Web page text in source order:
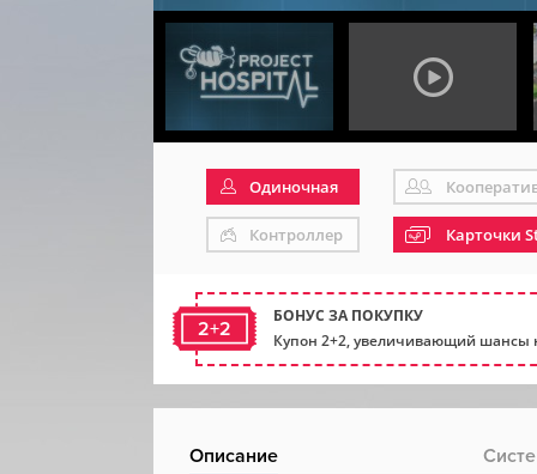
Одиночная
Контроллер Карточки
2+2
БОНУС ЗА ПОКУПКУ
Купон 2+2, увеличивающий шансы
Описание